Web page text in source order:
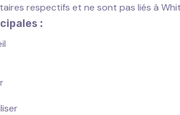
respectifs et ne sont pas liés à
: